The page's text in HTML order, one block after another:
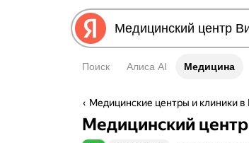
Поиск Алиса AI Медицина
Медицина
Медицинские центры и клиники
Медицинский
Информация об